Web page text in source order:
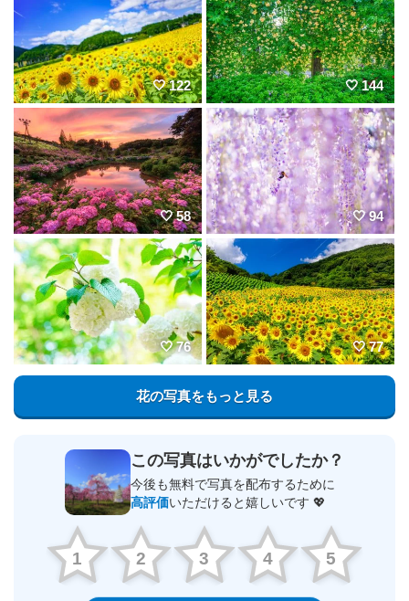
122 144
58 94
76 77
花の写真をもっと見る
この写真はいかがでしたか？
今後も無料で写真を配布するために
高評価いただけると嬉しいです 💖
1 2 3 4 5